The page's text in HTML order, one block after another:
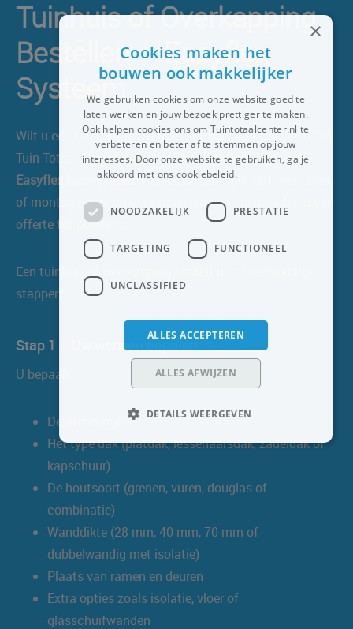
Tuinhuis of Overkapping
Bestellen – Easyflex
Systeem
Wilt u een tuinhuis of overkapping op maat bestellen? Bij
Tuin Totaal Center maken wij het eenvoudig met ons
Easyflex bouwsysteem. Of u nu kiest voor zelf monteren
of montage door onze vakmensen – wij begeleiden u van
offerte tot plaatsing
Een tuinhuis of overkapping bestelt u in 3 eenvoudige
stappen:
Stap 1 – Uw wensen bepalen
U bepaalt:
De afmetingen
Het type dak (platdak, lessenaarsdak, zadeldak of
kapschuur)
De houtsoort (grenen, vuren, douglas of
combinatie)
Wanddikte (28 mm, 40 mm, 70 mm of
dubbelwandig met isolatie)
Plaats van ramen en deuren
Extra opties zoals isolatie, vloer of
glasschuifwanden
×
Cookies maken het
bouwen ook makkelijker
We gebruiken cookies om onze website goed te
laten werken en jouw bezoek prettiger te maken.
Ook helpen cookies ons om Tuintotaalcenter.nl te
verbeteren en beter af te stemmen op jouw
interesses. Door onze website te gebruiken, ga je
akkoord met ons cookiebeleid.
NOODZAKELIJK PRESTATIE
TARGETING FUNCTIONEEL
UNCLASSIFIED
ALLES ACCEPTEREN
ALLES AFWIJZEN
DETAILS WEERGEVEN